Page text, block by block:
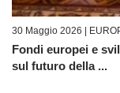
30 Maggio 2026 |
Fondi europei e
sul futuro della ...